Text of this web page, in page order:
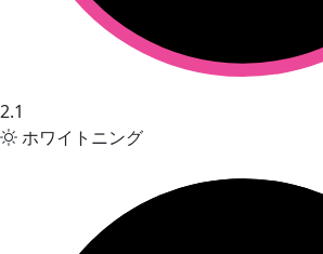
2.1
ホワイトニング